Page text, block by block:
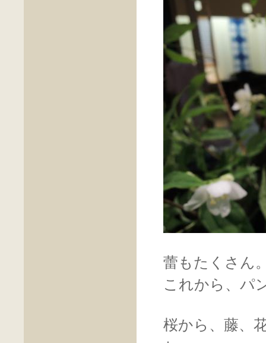
蕾もたくさん
これから、パ
桜から、藤、